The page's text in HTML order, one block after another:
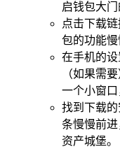
启钱包大门
点击下载
包的功能慢
在手机的
（如果需
一个小窗口
找到下载
条慢慢前
资产城堡。